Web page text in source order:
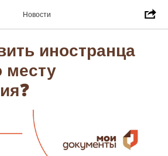
Новости
иностранца
месту